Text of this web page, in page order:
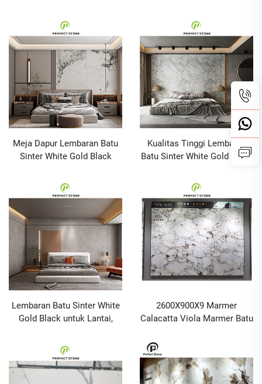
Vanity, dan Meja Dapur
Dinding, Vanity, Batu Sinter
Buatan
Meja Dapur Lembaran Batu
Sinter White Gold Black
Dinding
Kualitas Tinggi Lembaran
Batu Sinter White Gold Black
Dinding, Vanity, Batu Sinter
Buatan
Lembaran Batu Sinter White
Gold Black untuk Lantai,
Meja Dapur
2600X900X9 Marmer
Calacatta Viola Marmer Batu
Batu Dinding Marmer